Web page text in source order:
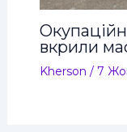
вкрили
Kherson / 7